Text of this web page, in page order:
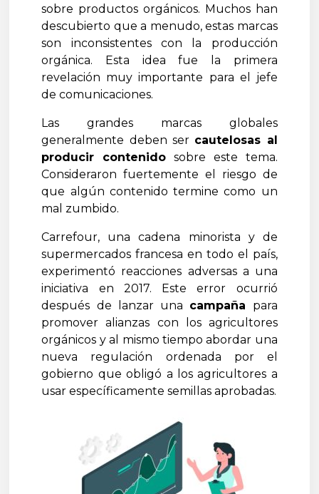
sobre productos orgánicos. Muchos han
descubierto que a menudo, estas marcas
son inconsistentes con la producción
orgánica. Esta idea fue la primera
revelación muy importante para el jefe
de comunicaciones.
Las grandes marcas globales
generalmente deben ser cautelosas al
producir contenido sobre este tema.
Consideraron fuertemente el riesgo de
que algún contenido termine como un
mal zumbido.
Carrefour, una cadena minorista y de
supermercados francesa en todo el país,
experimentó reacciones adversas a una
iniciativa en 2017. Este error ocurrió
después de lanzar una campaña para
promover alianzas con los agricultores
orgánicos y al mismo tiempo abordar una
nueva regulación ordenada por el
gobierno que obligó a los agricultores a
usar específicamente semillas aprobadas.